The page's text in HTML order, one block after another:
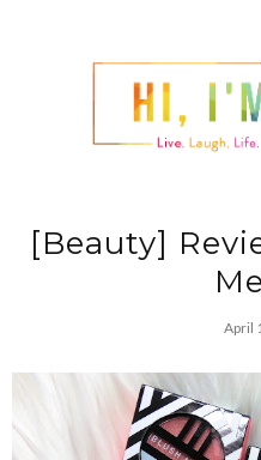
[Beauty]
April